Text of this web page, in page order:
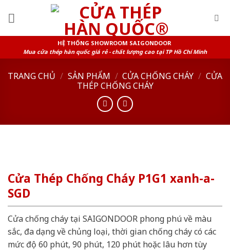
HỆ THỐNG SHOWROOM SAIGONDOOR
Mua cửa thép hàn quốc giá rẻ - chất lượng cao tại TP Hồ Chí Minh
TRANG CHỦ / SẢN PHẨM / CỬA CHỐNG CHÁY / CỬA
THÉP CHỐNG CHÁY
Cửa Thép Chống Cháy P1G1 xanh-a-
SGD
Cửa chống cháy tại SAIGONDOOR phong phú về màu
sắc, đa dạng về chủng loại, thời gian chống cháy có các
mức độ 60 phút, 90 phút, 120 phút hoặc lâu hơn tùy